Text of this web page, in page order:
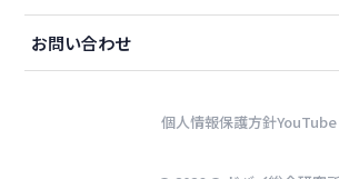
お問い合わせ
個人情報保護方針YouTube